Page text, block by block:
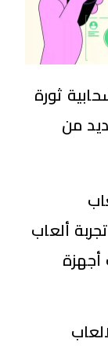
ثورة
من
ألعاب
أجهزة